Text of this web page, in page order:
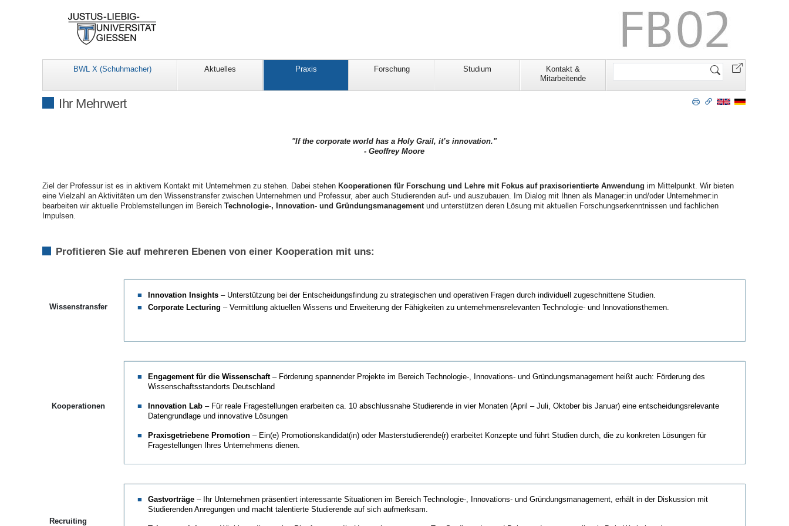
BWL X (Schuhmacher) Aktuelles Praxis Forschung Studium
Kontakt &
Mitarbeitende
Website
Ihr Mehrwert
"If the corporate world has a Holy Grail, it’s innovation."
- Geoffrey Moore
Ziel der Professur ist es in aktivem Kontakt mit Unternehmen zu stehen. Dabei stehen Kooperationen für Forschung und Lehre mit Fokus auf praxisorientierte Anwendung im Mittelpunkt. Wir bieten
eine Vielzahl an Aktivitäten um den Wissenstransfer zwischen Unternehmen und Professur, aber auch Studierenden auf- und auszubauen. Im Dialog mit Ihnen als Manager:in und/oder Unternehmer:in
bearbeiten wir aktuelle Problemstellungen im Bereich Technologie-, Innovation- und Gründungsmanagementund unterstützen deren Lösung mit aktuellen Forschungserkenntnissen und fachlichen
Impulsen.
Profitieren Sie auf mehreren Ebenen von einer Kooperation mit uns:
Wissenstransfer
Innovation Insights– Unterstützung bei der Entscheidungsfindung zu strategischen und operativen Fragen durch individuell zugeschnittene Studien.
Corporate Lecturing – Vermittlung aktuellen Wissens und Erweiterung der Fähigkeiten zu unternehmensrelevanten Technologie- und Innovationsthemen.
Kooperationen
Engagement für die Wissenschaft– Förderung spannender Projekte im Bereich Technologie-, Innovations- und Gründungsmanagement heißt auch: Förderung des
Wissenschaftsstandorts Deutschland
Innovation Lab– Für reale Fragestellungen erarbeiten ca. 10 abschlussnahe Studierende in vier Monaten (April – Juli, Oktober bis Januar) eine entscheidungsrelevante
Datengrundlage und innovative Lösungen
Praxisgetriebene Promotion– Ein(e) Promotionskandidat(in) oder Masterstudierende(r) erarbeitet Konzepte und führt Studien durch, die zu konkreten Lösungen für
Fragestellungen Ihres Unternehmens dienen.
Recruiting
Gastvorträge– Ihr Unternehmen präsentiert interessante Situationen im Bereich Technologie-, Innovations- und Gründungsmanagement, erhält in der Diskussion mit
Studierenden Anregungen und macht talentierte Studierende auf sich aufmerksam.